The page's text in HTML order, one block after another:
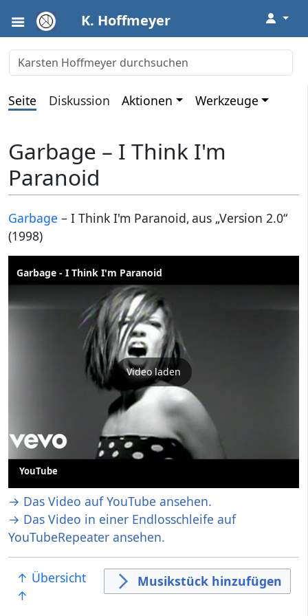
K. Hoffmeyer ↓
Seite Diskussion Aktionen Werkzeuge
Garbage – I Think I'm
Paranoid
Garbage – I Think I'm Paranoid, aus „Version 2.0“
(1998)
Garbage - I Think I'm Paranoid
Video laden
YouTube
→ Das Video auf YouTube ansehen.
→ Das Video in einer Endlosschleife auf
YouTubeRepeater ansehen.
↑ Übersicht
↑
Musikstück hinzufügen